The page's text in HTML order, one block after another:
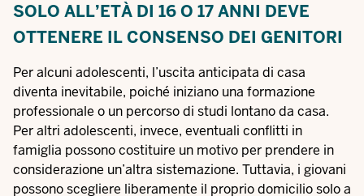
SOLO ALL’ETÀ DI 16 O 17 ANNI DEVE
OTTENERE IL CONSENSO DEI GENITORI
Per alcuni adolescenti, l’uscita anticipata di casa
diventa inevitabile, poiché iniziano una formazione
professionale o un percorso di studi lontano da casa.
Per altri adolescenti, invece, eventuali conflitti in
famiglia possono costituire un motivo per prendere in
considerazione un’altra sistemazione. Tuttavia, i giovani
possono scegliere liberamente il proprio domicilio solo a